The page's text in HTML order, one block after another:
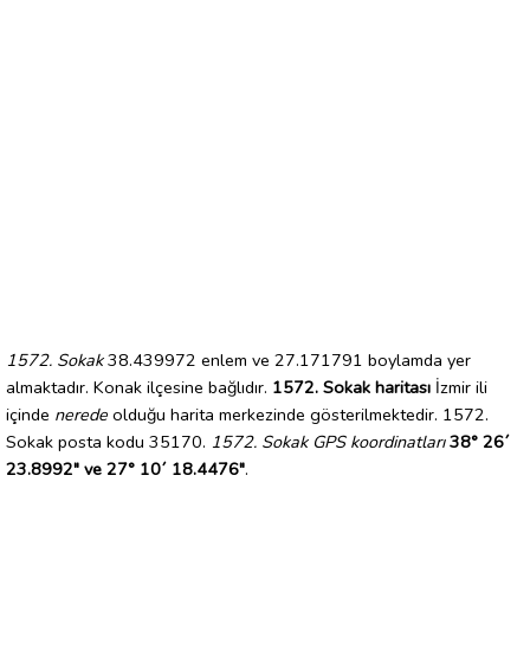
1572. Sokak38.439972 enlem ve 27.171791 boylamda yer
almaktadır. Konak ilçesine bağlıdır. 1572. Sokak haritası İzmir ili
içinde nerede olduğu harita merkezinde gösterilmektedir. 1572.
Sokak posta kodu 35170. 1572. Sokak GPS koordinatları 38° 26´
23.8992" ve 27° 10´ 18.4476".